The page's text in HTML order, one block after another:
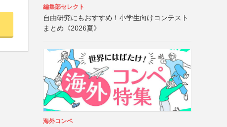
編集部セレクト
自由研究にもおすすめ！小学生向けコンテスト
まとめ《2026夏》
海外コンペ